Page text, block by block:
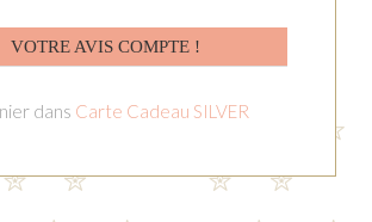
VOTRE AVIS COMPTE !
dans Carte Cadeau SILVER